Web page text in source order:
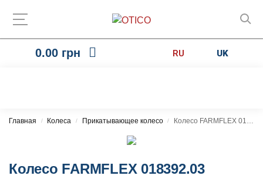
0.00 грн RU UK
Главная / Колеса / Прикатывающее колесо / Колесо FARMFLEX 018392.03 380×65
Колесо FARMFLEX 018392.03